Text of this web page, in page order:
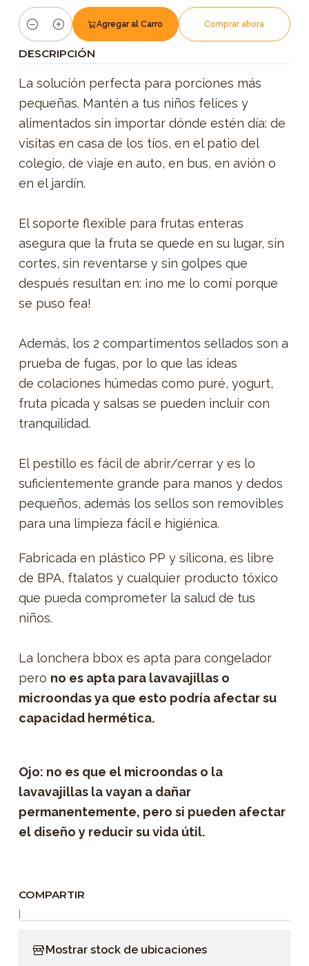
Cantidad
Agregar al Carro Comprar ahora
DESCRIPCIÓN
La solución perfecta para porciones más
pequeñas. Mantén a tus niños felices y
alimentados sin importar dónde estén día: de
visitas en casa de los tíos, en el patio del
colegio, de viaje en auto, en bus, en avión o
en el jardín.
El soporte flexible para frutas enteras
asegura que la fruta se quede en su lugar, sin
cortes, sin reventarse y sin golpes que
después resultan en: ¡no me lo comí porque
se puso fea!
Además, los 2 compartimentos sellados son a
prueba de fugas, por lo que las ideas
de colaciones húmedas como puré, yogurt,
fruta picada y salsas se pueden incluir con
tranquilidad.
El pestillo es fácil de abrir/cerrar y es lo
suficientemente grande para manos y dedos
pequeños, además los sellos son removibles
para una limpieza fácil e higiénica.
Fabricada en plástico PP y silicona, es libre
de BPA, ftalatos y cualquier producto tóxico
que pueda comprometer la salud de tus
niños.
La lonchera bbox es apta para congelador
pero no es apta para lavavajillas o
microondas ya que esto podría afectar su
capacidad hermética.
Ojo: no es que el microondas o la
lavavajillas la vayan a dañar
permanentemente, pero si pueden afectar
el diseño y reducir su vida útil.
COMPARTIR
|
Mostrar stock de ubicaciones